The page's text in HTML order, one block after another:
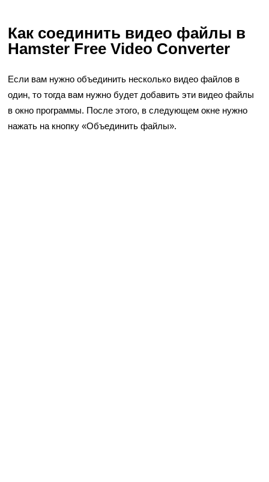
Как соединить видео файлы в
Hamster Free Video Converter
Если вам нужно объединить несколько видео файлов в
один, то тогда вам нужно будет добавить эти видео файлы
в окно программы. После этого, в следующем окне нужно
нажать на кнопку «Объединить файлы».